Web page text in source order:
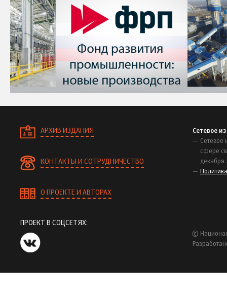
АРХИВ ИЗДАНИЯ
КОНТАКТЫ И СОТРУДНИЧЕСТВО
О ПРОЕКТЕ И АВТОРАХ
Сетевое
Сетевое
сфере
декабря
ПРОЕКТ В СОЦСЕТЯХ:
©